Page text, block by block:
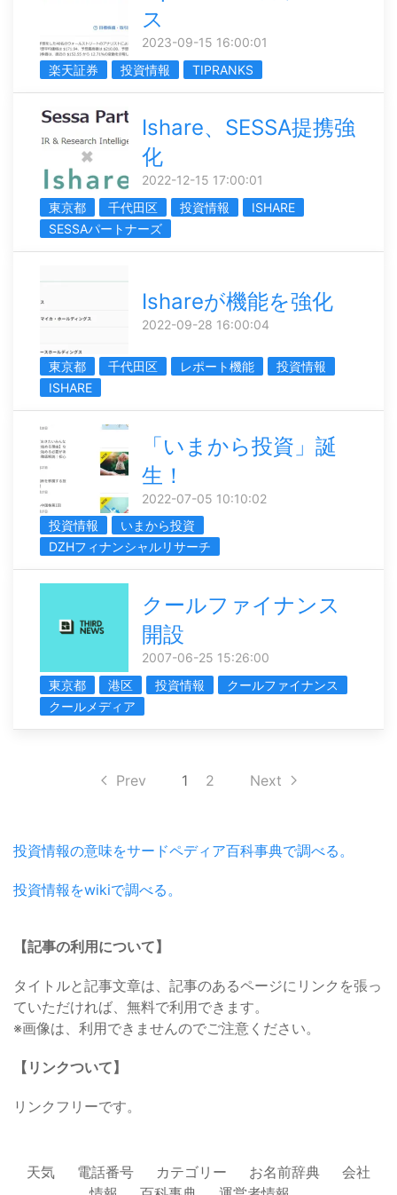
ス
2023-09-15 16:00:01
楽天証券
投資情報 TIPRANKS
Ishare、SESSA提携強
化
2022-12-15 17:00:01
東京都
千代田区 投資情報
ISHARE
SESSAパートナーズ
Ishareが機能を強化
2022-09-28 16:00:04
東京都 千代田区 レポート機能
投資情報
ISHARE
「いまから投資」誕
生！
2022-07-05 10:10:02
投資情報
いまから投資
DZHフィナンシャルリサーチ
クールファイナンス
開設
2007-06-25 15:26:00
東京都
港区 投資情報
クールファイナンス
クールメディア
Prev 1 2 Next
投資情報の意味をサードペディア百科事典で調べる。
投資情報をwikiで調べる。
【記事の利用について】
タイトルと記事文章は、記事のあるページにリンクを張っ
ていただければ、無料で利用できます。
※画像は、利用できませんのでご注意ください。
【リンクついて】
リンクフリーです。
天気 電話番号 カテゴリー お名前辞典
会社